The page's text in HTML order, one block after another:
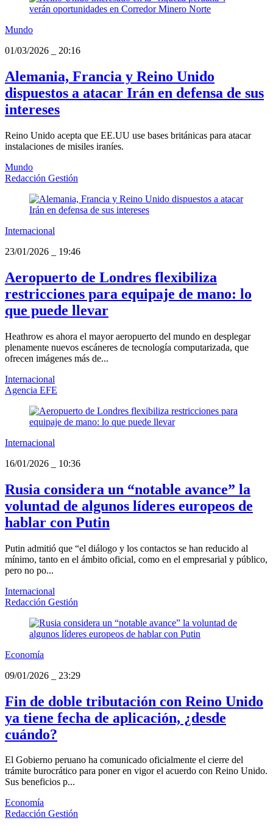
Mundo
01/03/2026
20:16
Alemania, Francia y Reino Unido
dispuestos a atacar Irán en defensa de sus
intereses
Reino Unido acepta que EE.UU use bases británicas para atacar
instalaciones de misiles iraníes.
Mundo
Redacción Gestión
Internacional
23/01/2026
19:46
Aeropuerto de Londres flexibiliza
restricciones para equipaje de mano: lo
que puede llevar
Heathrow es ahora el mayor aeropuerto del mundo en desplegar
plenamente nuevos escáneres de tecnología computarizada, que
ofrecen imágenes más de...
Internacional
Agencia EFE
Internacional
16/01/2026
10:36
Rusia considera un “notable avance” la
voluntad de algunos líderes europeos de
hablar con Putin
Putin admitió que “el diálogo y los contactos se han reducido al
mínimo, tanto en el ámbito oficial, como en el empresarial y público,
pero no po...
Internacional
Redacción Gestión
Economía
09/01/2026
23:29
Fin de doble tributación con Reino Unido
ya tiene fecha de aplicación, ¿desde
cuándo?
El Gobierno peruano ha comunicado oficialmente el cierre del
trámite burocrático para poner en vigor el acuerdo con Reino Unido.
Sus beneficios p...
Economía
Redacción Gestión